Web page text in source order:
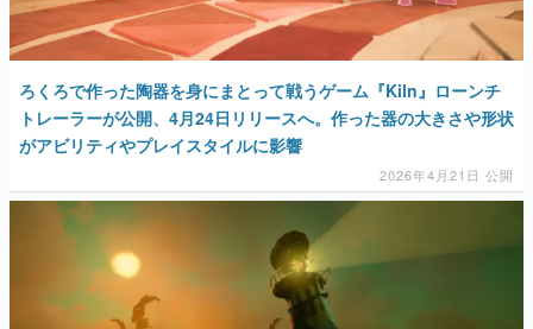
ろくろで作った陶器を身にまとって戦うゲーム『Kiln』ローンチ
トレーラーが公開、4月24日リリースへ。作った器の大きさや形状
がアビリティやプレイスタイルに影響
2026年4月21日 公開